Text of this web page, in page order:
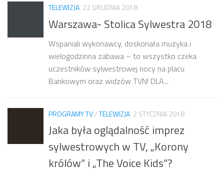
TELEWIZJA 22 GRUDNIA 2018
Warszawa- Stolica Sylwestra 2018
Wspaniali wykonawcy, doskonała muzyka i
wielogodzinna zabawa – to wszystko czeka
uczestników sylwestrowej nocy na placu
Bankowym oraz widzów TVN! DLA...
PROGRAMY TV/TELEWIZJA 2 STYCZNIA 2018
Jaka była oglądalność imprez
sylwestrowych w TV, „Korony
królów” i „The Voice Kids”?